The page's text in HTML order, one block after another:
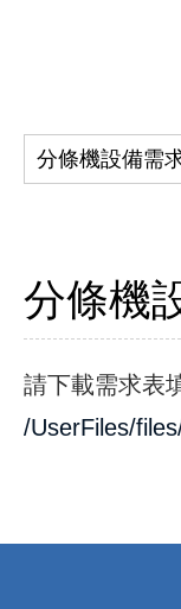
分條機設備需
分條機
請下載需求表
/UserFiles/